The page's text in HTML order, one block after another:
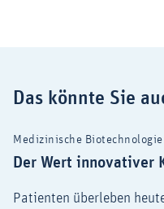
Das könnte Sie
Medizinische Biotechnologie
Der Wert innovativer
Patienten überleben